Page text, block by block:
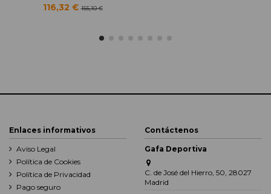
116,32 €155,10 €
Enlaces informativos
Aviso Legal
Política de Cookies
Política de Privacidad
Pago seguro
Contáctenos
Gafa Deportiva
C. de José del Hierro, 50, 28027
Madrid